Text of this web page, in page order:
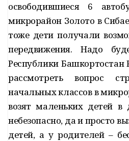
освободившиеся 6
микрорайон Золото в
тоже дети получали
передвижения. Надо
Республики
рассмотреть вопрос
начальных классов в
возят маленьких детей
небезопасно, да и просто
детей, а у родителей –